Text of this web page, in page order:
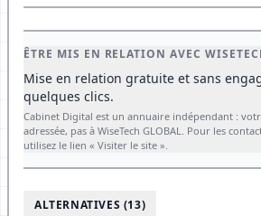
ÊTRE MIS EN RELATION AVEC
Mise en relation gratuite et sans
quelques clics.
Cabinet Digital est un annuaire indépendant :
adressée, pas à WiseTech GLOBAL. Pour les contacter directement,
utilisez le lien « Visiter le site ».
ALTERNATIVES (13)